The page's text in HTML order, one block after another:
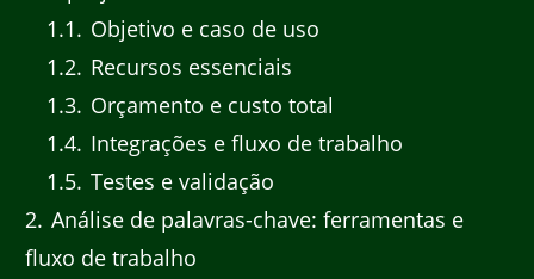
1.1
Objetivo e caso de uso
1.2 Recursos essenciais
1.3 Orçamento e custo total
1.4 Integrações e fluxo de trabalho
1.5 Testes e validação
2 Análise de palavras-chave: ferramentas e
fluxo de trabalho